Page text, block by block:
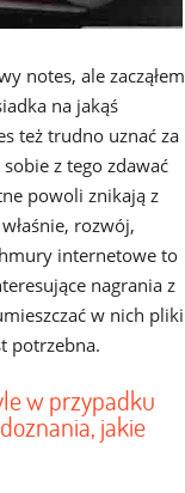
notes, ale zacząłem
na jakąś
też trudno uznać za
z tego zdawać
powoli znikają z
rozwój,
internetowe to
nagrania z
w nich pliki
potrzebna.
w przypadku
jakie